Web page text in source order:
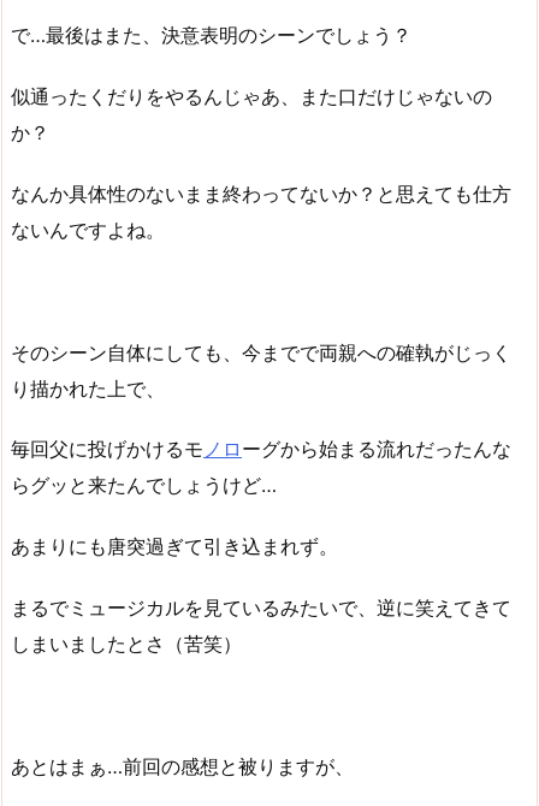
で…最後はまた、決意表明のシーンでしょう？
似通ったくだりをやるんじゃあ、また口だけじゃないの
か？
なんか具体性のないまま終わってないか？と思えても仕方
ないんですよね。
そのシーン自体にしても、今までで両親への確執がじっく
り描かれた上で、
毎回父に投げかけるモ ノロ ーグから始まる流れだったんな
らグッと来たんでしょうけど…
あまりにも唐突過ぎて引き込まれず。
まるでミュージカルを見ているみたいで、逆に笑えてきて
しまいましたとさ（苦笑）
あとはまぁ…前回の感想と被りますが、